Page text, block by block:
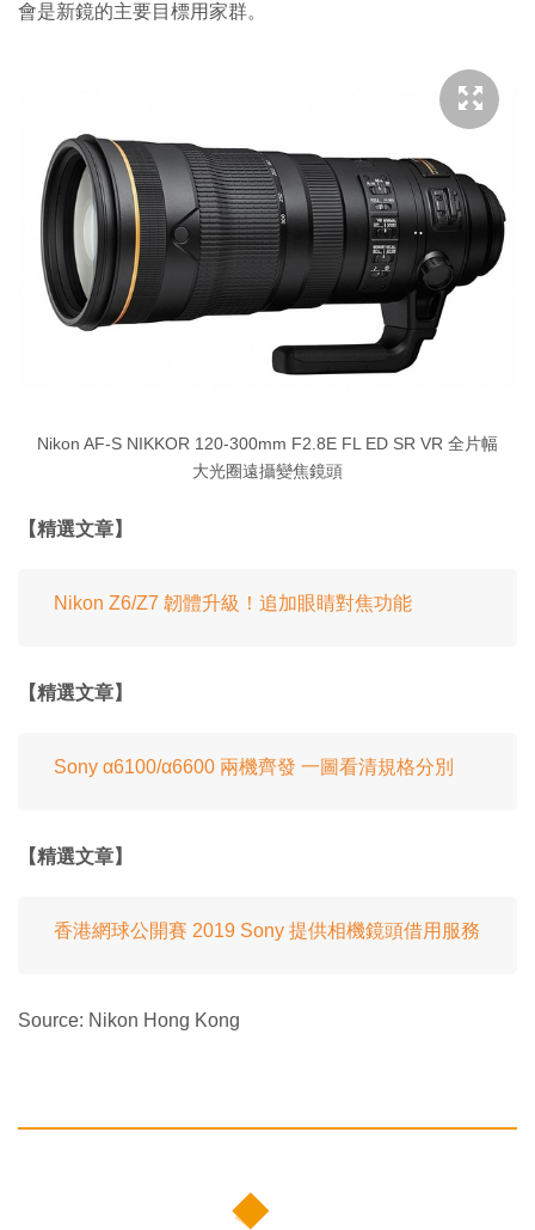
會是新鏡的主要目標用家群。
Nikon AF-S NIKKOR 120-300mm F2.8E FL ED SR VR 全片幅
大光圈遠攝變焦鏡頭
【精選文章】
Nikon Z6/Z7 韌體升級！追加眼睛對焦功能
【精選文章】
Sony α6100/α6600 兩機齊發 一圖看清規格分別
【精選文章】
香港網球公開賽 2019 Sony 提供相機鏡頭借用服務
Source: Nikon Hong Kong